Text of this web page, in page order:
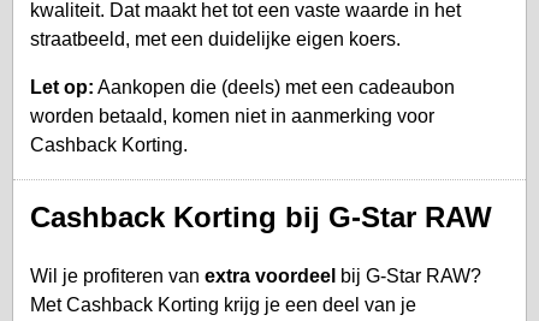
kwaliteit. Dat maakt het tot een vaste waarde in het
straatbeeld, met een duidelijke eigen koers.
Let op: Aankopen die (deels) met een cadeaubon
worden betaald, komen niet in aanmerking voor
Cashback Korting.
Cashback Korting bij G-Star RAW
Wil je profiteren van extra voordeel bij G-Star RAW?
Met Cashback Korting krijg je een deel van je